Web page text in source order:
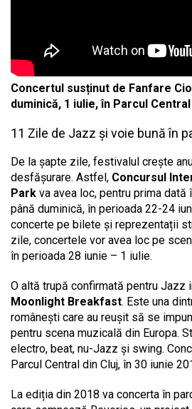
Concertul susținut de Fanfare
duminică, 1 iulie, în Parcul
11 Zile de Jazz și voie bună în
De la șapte zile, festivalul crește
desfășurare. Astfel, Concursul
Park va avea loc, pentru prima
până duminică, în perioada 22-24
concerte pe bilete și reprezentații
zile, concertele vor avea loc pe
în perioada 28 iunie – 1 iulie.
O altă trupă confirmată pentru Jazz
Moonlight Breakfast. Este una
românești care au reușit să se
pentru scena muzicală din Europa.
electro, beat, nu-Jazz și swing.
Parcul Central din Cluj, în 30 iunie
La ediția din 2018 va concerta în